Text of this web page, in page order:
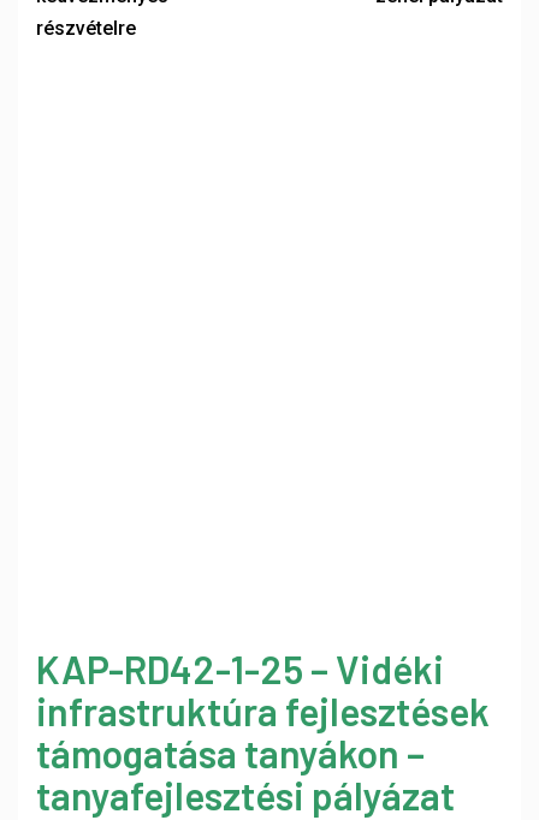
részvételre
KAP-RD42-1-25 – Vidéki
infrastruktúra fejlesztések
támogatása tanyákon –
tanyafejlesztési pályázat